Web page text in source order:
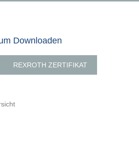
Downloaden
REXROTH ZERTIFIKAT